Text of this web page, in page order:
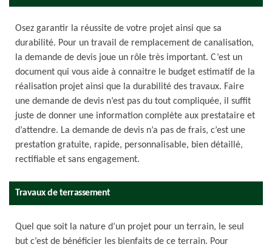
Osez garantir la réussite de votre projet ainsi que sa
durabilité. Pour un travail de remplacement de canalisation,
la demande de devis joue un rôle très important. C’est un
document qui vous aide à connaitre le budget estimatif de la
réalisation projet ainsi que la durabilité des travaux. Faire
une demande de devis n’est pas du tout compliquée, il suffit
juste de donner une information complète aux prestataire et
d’attendre. La demande de devis n’a pas de frais, c’est une
prestation gratuite, rapide, personnalisable, bien détaillé,
rectifiable et sans engagement.
Travaux de terrassement
Quel que soit la nature d’un projet pour un terrain, le seul
but c’est de bénéficier les bienfaits de ce terrain. Pour